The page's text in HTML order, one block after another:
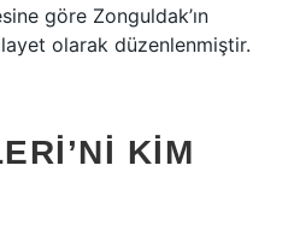
göre Zonguldak’ın
olarak düzenlenmiştir.
KIM